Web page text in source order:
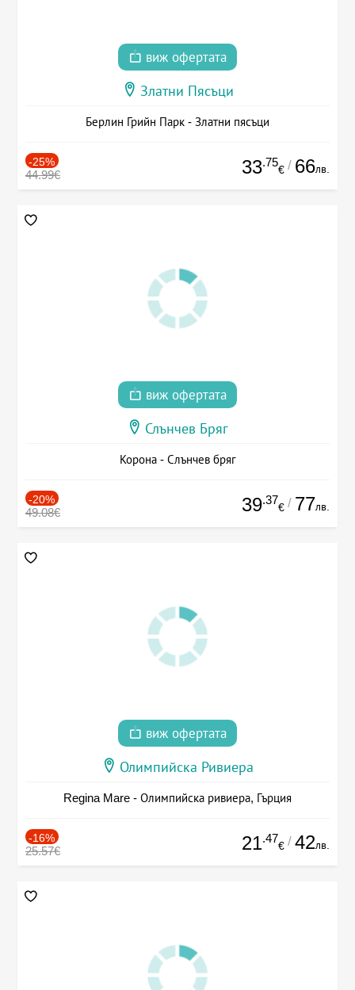
виж офертата
Златни Пясъци
Берлин Грийн Парк - Златни пясъци
-25%
44.99€ 33.75
€ / 66лв.
виж офертата
Слънчев Бряг
Корона - Слънчев бряг
-20%
49.08€ 39.37
€ / 77лв.
виж офертата
Олимпийска Ривиера
Regina Mare - Олимпийска ривиера, Гърция
-16%
25.57€ 21.47
€ / 42лв.